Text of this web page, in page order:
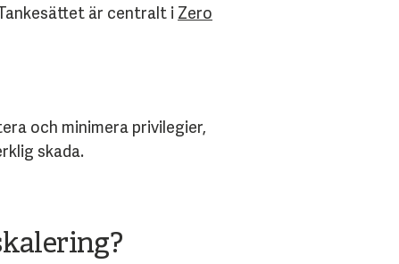
är centralt i Zero
och minimera privilegier,
skada.